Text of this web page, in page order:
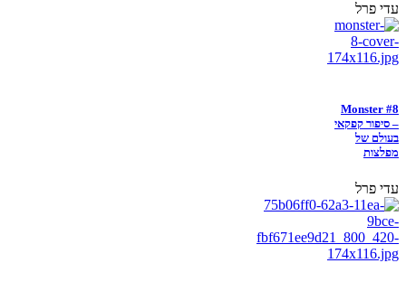
עדי פרל
Monster #8
– סיפור קפקאי
בעולם של
מפלצות
עדי פרל